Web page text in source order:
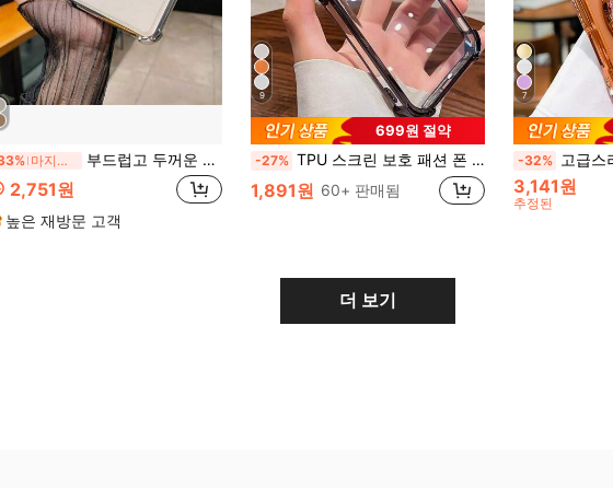
마지막 39 분 부드럽고 두꺼운 가장자리가 있는 TPU 휴대폰 케이스, Galaxy A17 A57 A37 A56 A26 A36 A16 A06 A05 A15 A25 A35 A55 A54 S26 S25 Ultra/S25 Plus/S24 Ultra/S24 Fe/S23 Ultra/S22 Ultra 모델과 호환, 휴대폰 케이스, 휴대폰 액세서리, 충격 방지 휴대폰 케이스
2,751원
높은 재방문 고객
9
699원 절약
-27% TPU 스크린 보호 패션 폰 케이스 스크린 보호 패션 TPU 케이스 통합 렌즈 보호 링 1개 전기도금 4코너 낙하 방지 투명 TPU 보호 케이스 아이폰 17 Pro Max/17 Air, 11, 15 Pro Max, 14 Pro Max/갤럭시 S25 Ultra, S2 FE, SAM A25, A56/아너/레드미 노트 13 Pro/12C/13C/14C/노트 14 스마트폰, 국제 버전, 국내 버전 아님 생일 선물 전문가
1,891원 60+ 판매됨
7
-32% 고급스러운 반짝이는 라인스톤 렌즈 보호 도금, 낙하 방지 케이스, 반짝이는 글리터 메이
3,141원
추정된
더 보기